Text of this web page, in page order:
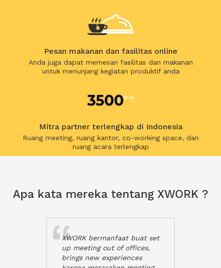
Pesan makanan dan fasilitas online
Anda juga dapat memesan fasilitas dan makanan
untuk menunjang kegiatan produktif anda
Mitra partner terlengkap di Indonesia
Ruang meeting, ruang kantor, co-working space, dan
ruang acara terlengkap
Apa kata mereka tentang XWORK ?
XWORK bermanfaat buat set
up meeting out of offices,
brings new experiences